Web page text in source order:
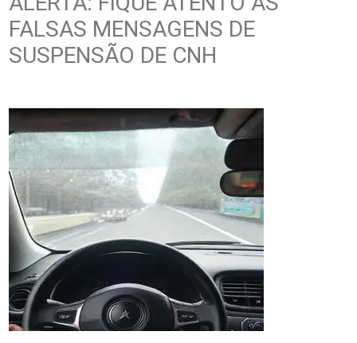
FALSAS MENSAGENS DE
SUSPENSÃO DE CNH